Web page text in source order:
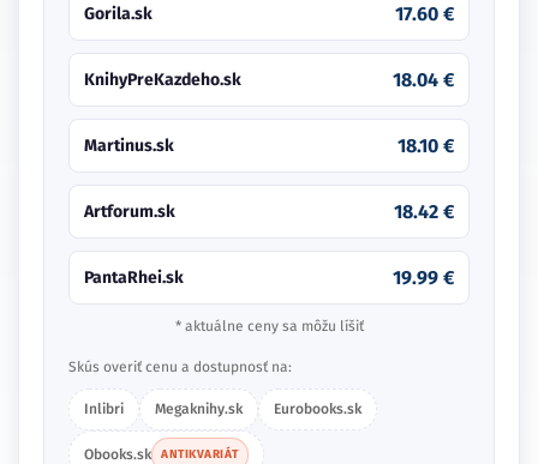
Gorila.sk 17.60 €
KnihyPreKazdeho.sk 18.04 €
Martinus.sk 18.10 €
Artforum.sk 18.42 €
PantaRhei.sk 19.99 €
* aktuálne ceny sa môžu líšiť
Skús overiť cenu a dostupnosť na:
Inlibri Megaknihy.sk Eurobooks.sk
Obooks.sk ANTIKVARIÁT